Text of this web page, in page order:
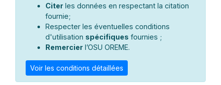
Citer les données en respectant la citation
fournie;
Respecter les éventuelles conditions
d'utilisation spécifiques fournies ;
Remercier l’OSU OREME.
Voir les conditions détaillées